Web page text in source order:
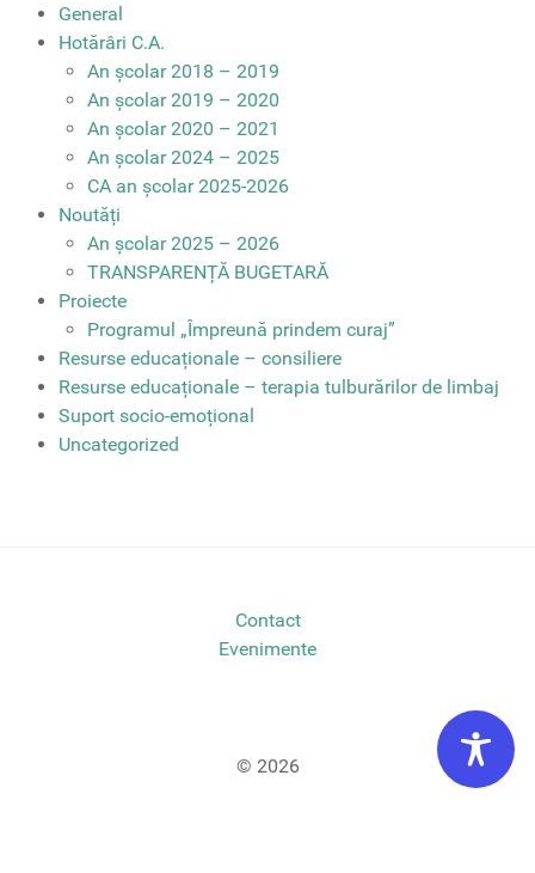
General
Hotărâri C.A.
An școlar 2018 – 2019
An școlar 2019 – 2020
An școlar 2020 – 2021
An școlar 2024 – 2025
CA an școlar 2025-2026
Noutăți
An școlar 2025 – 2026
TRANSPARENȚĂ BUGETARĂ
Proiecte
Programul „Împreună prindem curaj”
Resurse educaționale – consiliere
Resurse educaționale – terapia tulburărilor de limbaj
Suport socio-emoțional
Uncategorized
Contact
Evenimente
© 2026